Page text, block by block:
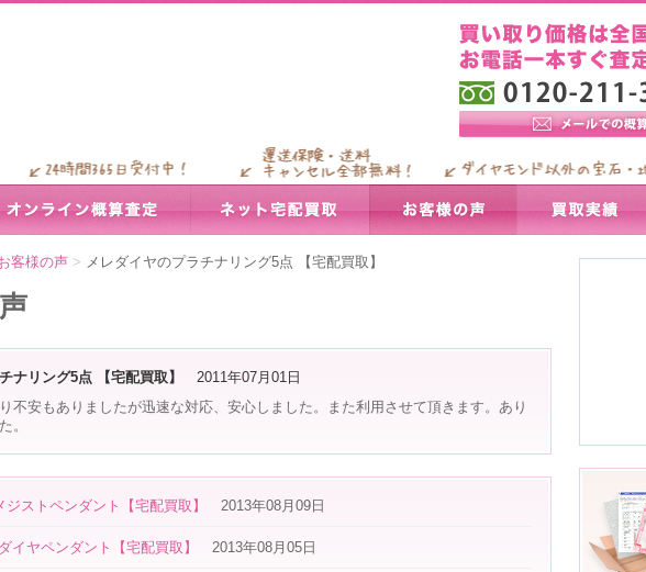
客様の声 > メレダイヤのプラチナリング5点 【宅配買取】
ナリング5点 【宅配買取】 2011年07月01日
不安もありましたが迅速な対応、安心しました。また利用させて頂きます。あり
。
ストペンダント【宅配買取】 2013年08月09日
ヤペンダント【宅配買取】 2013年08月05日